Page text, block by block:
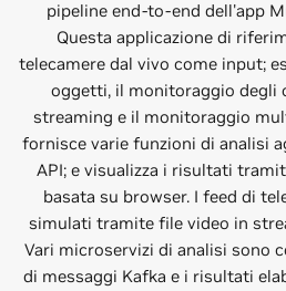
pipeline end-to-end dell'app
Questa applicazione di
telecamere dal vivo come input;
oggetti, il monitoraggio degli
streaming e il monitoraggio
fornisce varie funzioni di analisi
API; e visualizza i risultati
basata su browser. I feed di
simulati tramite file video in
Vari microservizi di analisi sono
di messaggi Kafka e i risultati